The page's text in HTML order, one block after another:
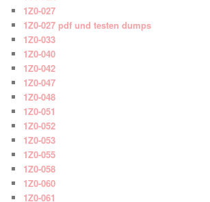
1Z0-027
1Z0-027 pdf und testen dumps
1Z0-033
1Z0-040
1Z0-042
1Z0-047
1Z0-048
1Z0-051
1Z0-052
1Z0-053
1Z0-055
1Z0-058
1Z0-060
1Z0-061